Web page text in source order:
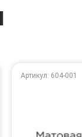
Артикул: 604-001